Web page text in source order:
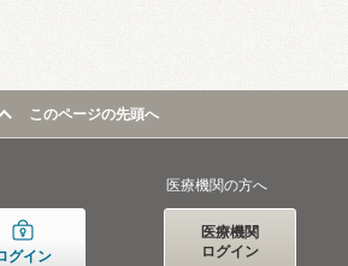
このページの先頭へ
グイン
医療機関の方へ
医療機関
ログイン